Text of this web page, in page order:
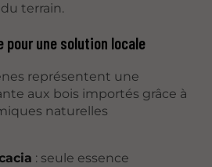
terrain.
pour une solution locale
représentent une
aux bois importés grâce à
naturelles
: seule essence